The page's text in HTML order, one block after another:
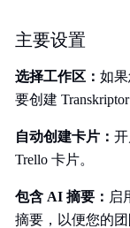
主要设置
选择工作区： 如
要创建
自动创建卡片：
Trello 卡片。
包含 AI 摘要： 启
摘要，以便您的